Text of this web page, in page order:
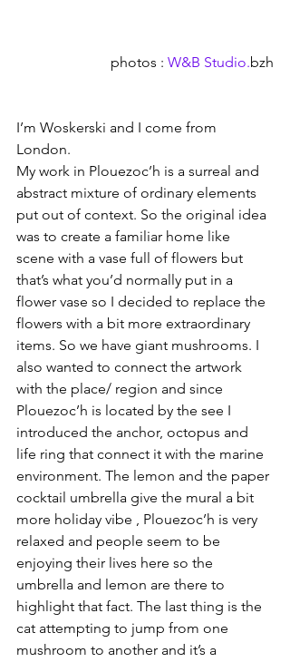
photos : W&B Studio.bzh
I’m Woskerski and I come from
London.
My work in Plouezoc’h is a surreal and
abstract mixture of ordinary elements
put out of context. So the original idea
was to create a familiar home like
scene with a vase full of flowers but
that’s what you’d normally put in a
flower vase so I decided to replace the
flowers with a bit more extraordinary
items. So we have giant mushrooms. I
also wanted to connect the artwork
with the place/ region and since
Plouezoc’h is located by the see I
introduced the anchor, octopus and
life ring that connect it with the marine
environment. The lemon and the paper
cocktail umbrella give the mural a bit
more holiday vibe , Plouezoc’h is very
relaxed and people seem to be
enjoying their lives here so the
umbrella and lemon are there to
highlight that fact. The last thing is the
cat attempting to jump from one
mushroom to another and it’s a